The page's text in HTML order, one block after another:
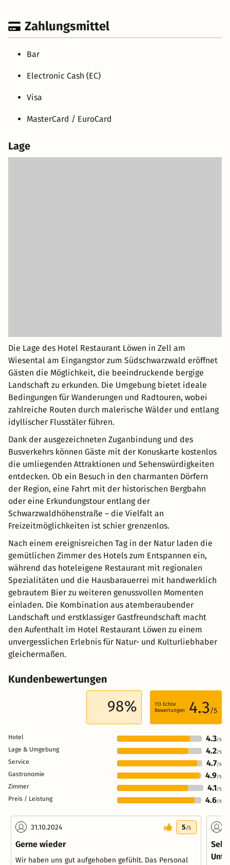
Zahlungsmittel
Bar
Electronic Cash (EC)
Visa
MasterCard / EuroCard
Lage
Die Lage des Hotel Restaurant Löwen in Zell am
Wiesental am Eingangstor zum Südschwarzwald eröffnet
Gästen die Möglichkeit, die beeindruckende bergige
Landschaft zu erkunden. Die Umgebung bietet ideale
Bedingungen für Wanderungen und Radtouren, wobei
zahlreiche Routen durch malerische Wälder und entlang
idyllischer Flusstäler führen.
Dank der ausgezeichneten Zuganbindung und des
Busverkehrs können Gäste mit der Konuskarte kostenlos
die umliegenden Attraktionen und Sehenswürdigkeiten
entdecken. Ob ein Besuch in den charmanten Dörfern
der Region, eine Fahrt mit der historischen Bergbahn
oder eine Erkundungstour entlang der
Schwarzwaldhöhenstraße – die Vielfalt an
Freizeitmöglichkeiten ist schier grenzenlos.
Nach einem ereignisreichen Tag in der Natur laden die
gemütlichen Zimmer des Hotels zum Entspannen ein,
während das hoteleigene Restaurant mit regionalen
Spezialitäten und die Hausbarauerrei mit handwerklich
gebrautem Bier zu weiteren genussvollen Momenten
einladen. Die Kombination aus atemberaubender
Landschaft und erstklassiger Gastfreundschaft macht
den Aufenthalt im Hotel Restaurant Löwen zu einem
unvergesslichen Erlebnis für Natur- und Kulturliebhaber
gleichermaßen.
Kundenbewertungen
98% 113 Echte
Bewertungen
4.3/5
Hotel 4.3/5
Lage & Umgebung 4.2/5
Service 4.7/5
Gastronomie 4.9/5
Zimmer 4.1/5
Preis / Leistung 4.6/5
31.10.2024 5/5
Gerne wieder
Wir haben uns gut aufgehoben gefühlt. Das Personal